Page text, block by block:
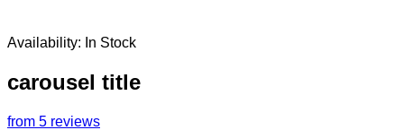
Availability: In Stock
carousel title
from 5 reviews